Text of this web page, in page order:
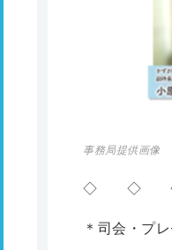
事務局提供画像
◇ ◇
＊司会・プ